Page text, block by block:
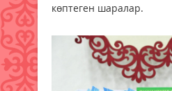
көптеген шаралар.